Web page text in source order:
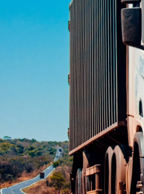
方志 嘉孝